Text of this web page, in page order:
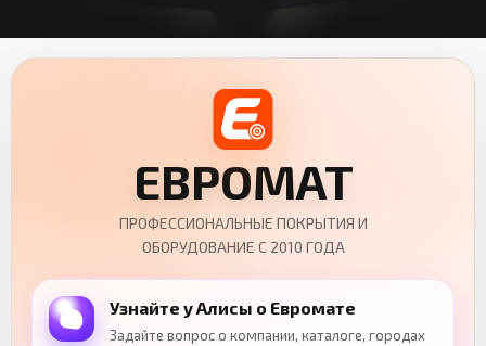
ЕВРОМАТ
ПРОФЕССИОНАЛЬНЫЕ ПОКРЫТИЯ И
ОБОРУДОВАНИЕ С 2010 ГОДА
Узнайте у Алисы о Евромате
Задайте вопрос о компании, каталоге, городах